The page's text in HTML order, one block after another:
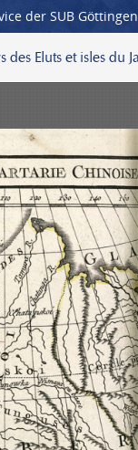
der SUB Göttingen
Eluts et isles du